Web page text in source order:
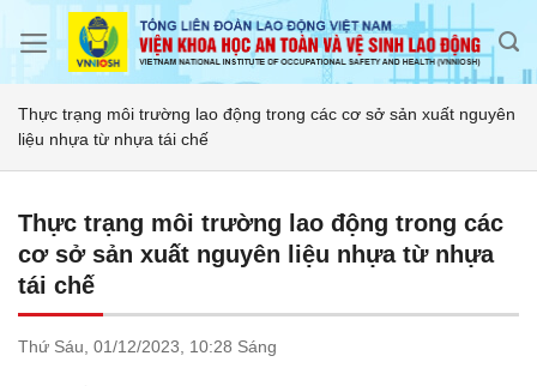
Thực trạng môi trường lao động trong các cơ sở sản xuất nguyên
liệu nhựa từ nhựa tái chế
Thực trạng môi trường lao động trong các
cơ sở sản xuất nguyên liệu nhựa từ nhựa
tái chế
Thứ Sáu, 01/12/2023, 10:28 Sáng